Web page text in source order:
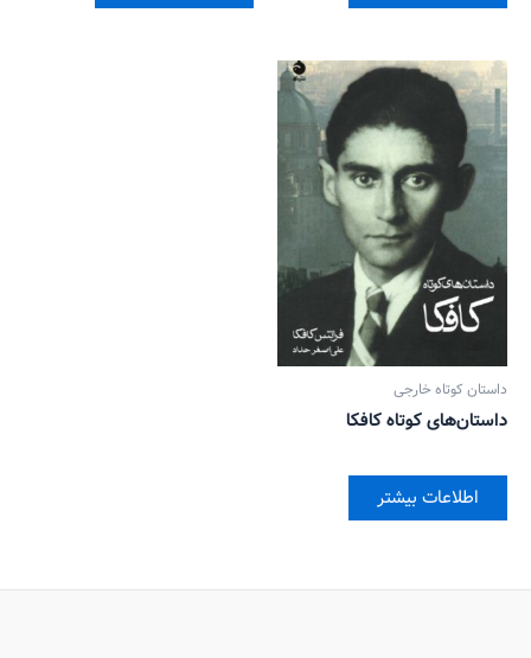
داستان کوتاه خارجی
داستان‌های کوتاه کافکا
اطلاعات بیشتر